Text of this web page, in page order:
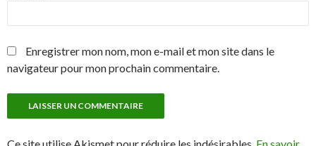
Enregistrer mon nom, mon e-mail et mon site dans le
navigateur pour mon prochain commentaire.